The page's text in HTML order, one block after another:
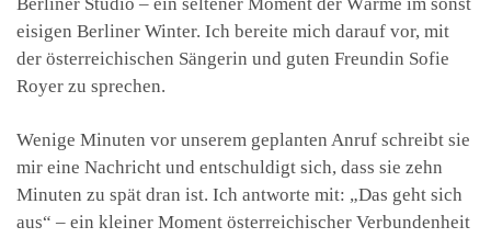
eisigen Berliner Winter. Ich bereite mich darauf vor, mit
der österreichischen Sängerin und guten Freundin Sofie
Royer zu sprechen.
Wenige Minuten vor unserem geplanten Anruf schreibt sie
mir eine Nachricht und entschuldigt sich, dass sie zehn
Minuten zu spät dran ist. Ich antworte mit: „Das geht sich
aus“ – ein kleiner Moment österreichischer Verbundenheit